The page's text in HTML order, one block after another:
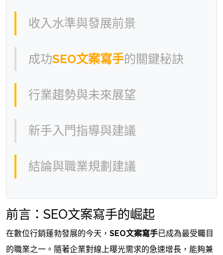
收入水準與發展前景
成功SEO文案寫手的關鍵秘訣
行業趨勢與未來展望
新手入門指導與建議
結論與職業規劃建議
前言：SEO文案寫手的崛起
在數位行銷蓬勃發展的今天， SEO文案寫手已成為最受矚目
的職業之一。隨著企業對線上曝光需求的急速增長，能夠兼